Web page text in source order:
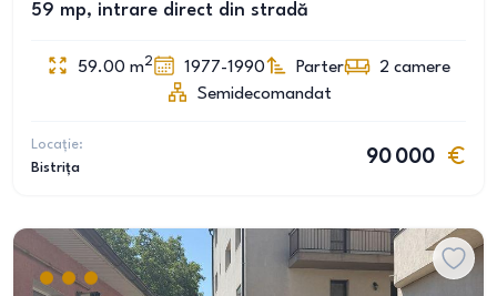
59 mp, intrare direct din stradă
59.00 m2 1977-1990 Parter 2 camere
Semidecomandat
Locație:
Bistrița
90 000